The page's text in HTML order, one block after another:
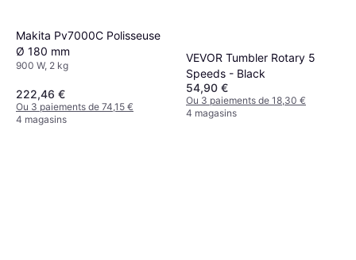
Makita Pv7000C Polisseuse
Ø 180 mm
900 W, 2 kg
222,46 €
Ou 3 paiements de 74,15 €
4 magasins
VEVOR Tumbler Rotary 5
Speeds - Black
54,90 €
Ou 3 paiements de 18,30 €
4 magasins